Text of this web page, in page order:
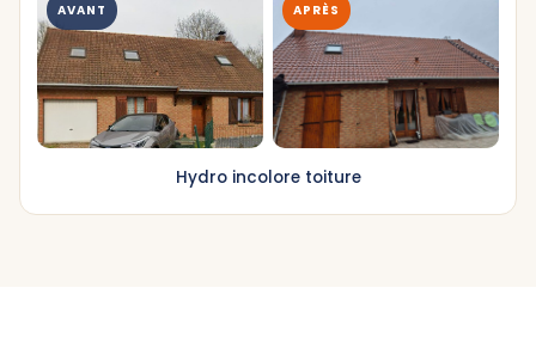
AVANT APRÈS
Hydro incolore toiture